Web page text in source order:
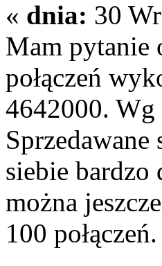
« dnia: 30
Mam pytanie
połączeń
4642000.
Sprzedawane
siebie bardzo
można
100 połączeń.